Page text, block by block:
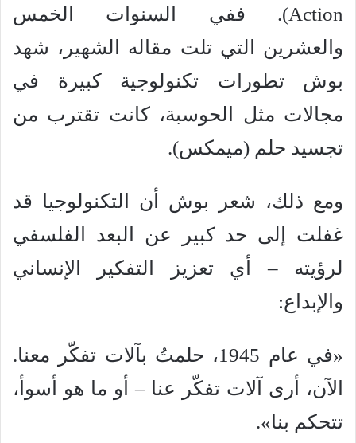
Action). ففي السنوات الخمس
والعشرين التي تلت مقاله الشهير، شهد
بوش تطورات تكنولوجية كبيرة في
مجالات مثل الحوسبة، كانت تقترب من
تجسيد حلم (ميمكس).
ومع ذلك، شعر بوش أن التكنولوجيا قد
غفلت إلى حد كبير عن البعد الفلسفي
لرؤيته – أي تعزيز التفكير الإنساني
والإبداع:
«في عام 1945، حلمتُ بآلات تفكّر معنا.
الآن، أرى آلات تفكّر عنا – أو ما هو أسوأ،
تتحكم بنا».